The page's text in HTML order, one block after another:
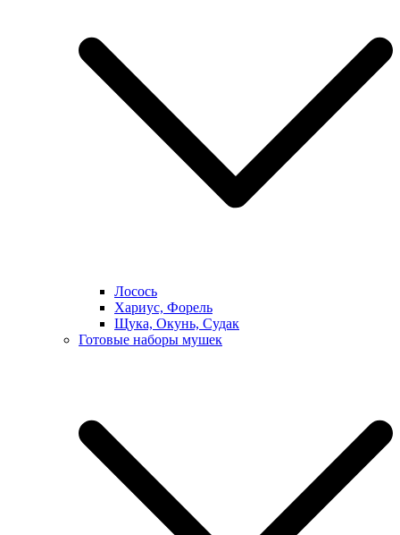
Лосось
Хариус, Форель
Щука, Окунь, Судак
Готовые наборы мушек